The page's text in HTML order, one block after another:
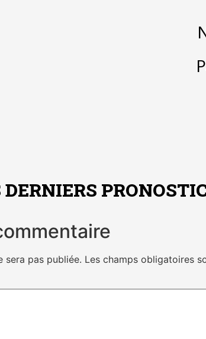
DERNIERS
sera pas publiée. Les champs obligatoires